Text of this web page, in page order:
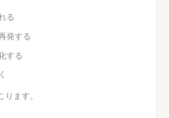
る
発する
する
ます。